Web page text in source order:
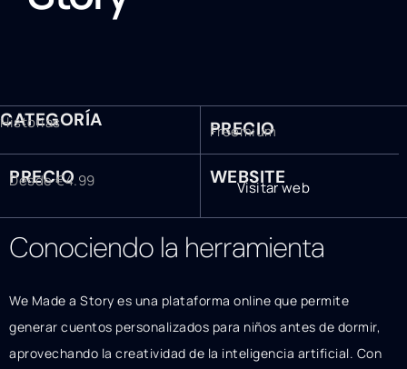
CATEGORÍA
Historias PRECIO
Freemium
PRECIO
Desde €4.99 WEBSITE
Visitar web
Conociendo la herramienta
We Made a Story es una plataforma online que permite
generar cuentos personalizados para niños antes de dormir,
aprovechando la creatividad de la inteligencia artificial. Con